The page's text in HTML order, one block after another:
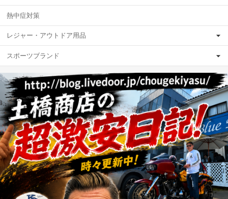
熱中症対策
レジャー・アウトドア用品
スポーツブランド